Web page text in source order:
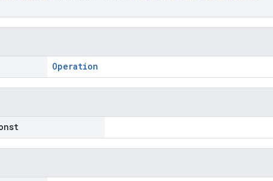
Operation